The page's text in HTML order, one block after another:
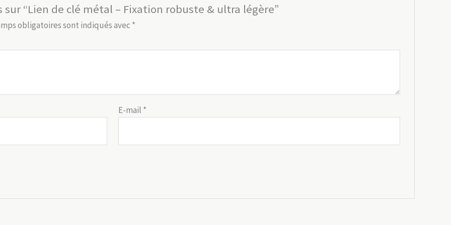
“Lien de clé métal – Fixation robuste & ultra légère”
obligatoires sont indiqués avec *
E-mail *